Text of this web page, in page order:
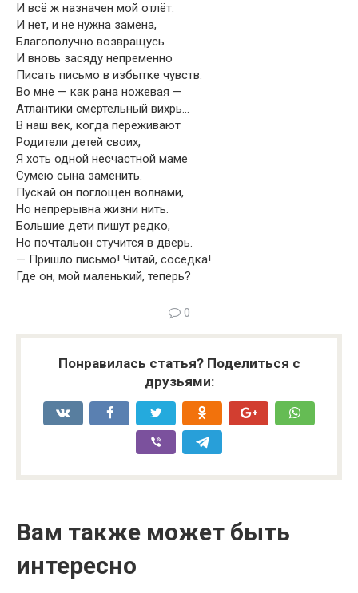
И всё ж назначен мой отлёт.
И нет, и не нужна замена,
Благополучно возвращусь
И вновь засяду непременно
Писать письмо в избытке чувств.
Во мне — как рана ножевая —
Атлантики смертельный вихрь…
В наш век, когда переживают
Родители детей своих,
Я хоть одной несчастной маме
Сумею сына заменить.
Пускай он поглощен волнами,
Но непрерывна жизни нить.
Большие дети пишут редко,
Но почтальон стучится в дверь.
— Пришло письмо! Читай, соседка!
Где он, мой маленький, теперь?
0
Понравилась статья? Поделиться с
друзьями:
Вам также может быть
интересно